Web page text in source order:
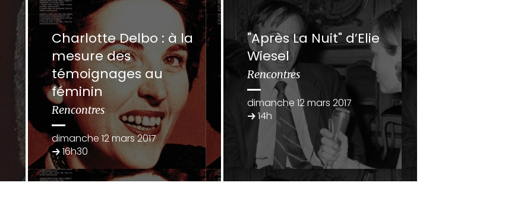
Charlotte Delbo : à la
mesure des
témoignages au
féminin
Rencontres
dimanche 12 mars 2017
16h30
"Après La Nuit" d’Elie
Wiesel
Rencontres
dimanche 12 mars 2017
14h